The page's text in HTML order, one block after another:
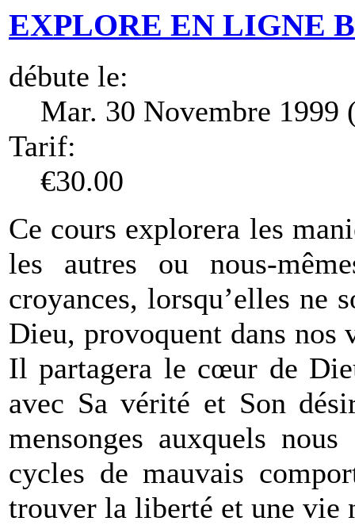
EXPLORE EN LIGNE
débute le:
Mar. 30 Novembre 1999
Tarif:
€30.00
Ce cours explorera les
les autres ou nous-
croyances, lorsqu’elles ne
Dieu, provoquent dans nos
Il partagera le cœur de
avec Sa vérité et Son
mensonges auxquels
cycles de mauvais
trouver la liberté et une vie